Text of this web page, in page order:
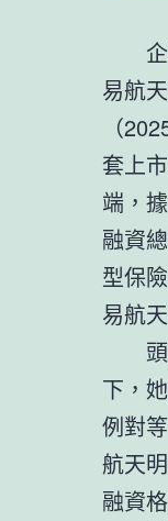
易航
（
套上
端，
融資
型保
易航
下，她
例對
航天
融資